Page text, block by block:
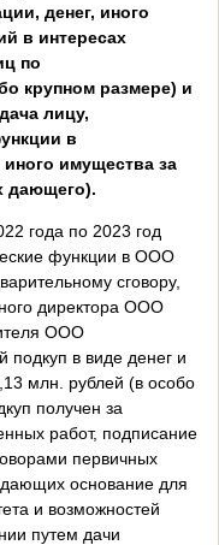
денег, иного
в интересах
по
крупном размере) и
лицу,
в
иного имущества за
дающего).
года по 2023 год
функции в ООО
сговору,
директора ООО
ООО
подкуп в виде денег и
млн. рублей (в особо
получен за
работ, подписание
первичных
основание для
и возможностей
путем дачи